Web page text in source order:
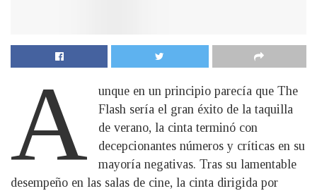
A
unque en un principio parecía que The
Flash sería el gran éxito de la taquilla
de verano, la cinta terminó con
decepcionantes números y críticas en su
mayoría negativas. Tras su lamentable
desempeño en las salas de cine, la cinta dirigida por